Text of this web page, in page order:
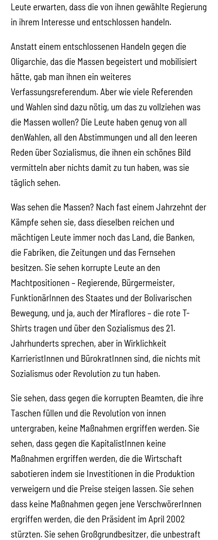
Leute erwarten, dass die von ihnen gewählte Regierung
in ihrem Interesse und entschlossen handeln.
Anstatt einem entschlossenen Handeln gegen die
Oligarchie, das die Massen begeistert und mobilisiert
hätte, gab man ihnen ein weiteres
Verfassungsreferendum. Aber wie viele Referenden
und Wahlen sind dazu nötig, um das zu vollziehen was
die Massen wollen? Die Leute haben genug von all
denWahlen, all den Abstimmungen und all den leeren
Reden über Sozialismus, die ihnen ein schönes Bild
vermitteln aber nichts damit zu tun haben, was sie
täglich sehen.
Was sehen die Massen? Nach fast einem Jahrzehnt der
Kämpfe sehen sie, dass dieselben reichen und
mächtigen Leute immer noch das Land, die Banken,
die Fabriken, die Zeitungen und das Fernsehen
besitzen. Sie sehen korrupte Leute an den
Machtpositionen – Regierende, Bürgermeister,
FunktionärInnen des Staates und der Bolivarischen
Bewegung, und ja, auch der Miraflores – die rote T-
Shirts tragen und über den Sozialismus des 21.
Jahrhunderts sprechen, aber in Wirklichkeit
KarrieristInnen und BürokratInnen sind, die nichts mit
Sozialismus oder Revolution zu tun haben.
Sie sehen, dass gegen die korrupten Beamten, die ihre
Taschen füllen und die Revolution von innen
untergraben, keine Maßnahmen ergriffen werden. Sie
sehen, dass gegen die KapitalistInnen keine
Maßnahmen ergriffen werden, die die Wirtschaft
sabotieren indem sie Investitionen in die Produktion
verweigern und die Preise steigen lassen. Sie sehen
dass keine Maßnahmen gegen jene VerschwörerInnen
ergriffen werden, die den Präsident im April 2002
stürzten. Sie sehen Großgrundbesitzer, die unbestraft